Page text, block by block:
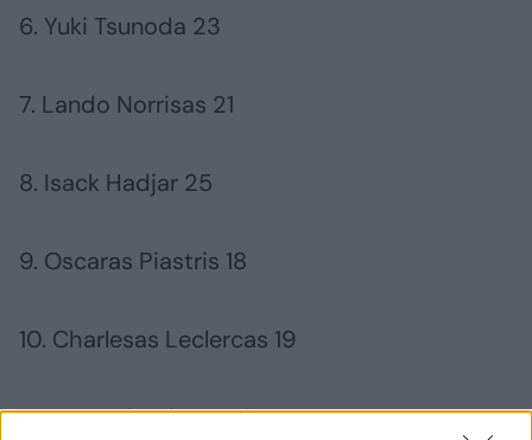
6. Yuki Tsunoda 23
7. Lando Norrisas 21
8. Isack Hadjar 25
9. Oscaras Piastris 18
10. Charlesas Leclercas 19
11. Fernando Alonso 18